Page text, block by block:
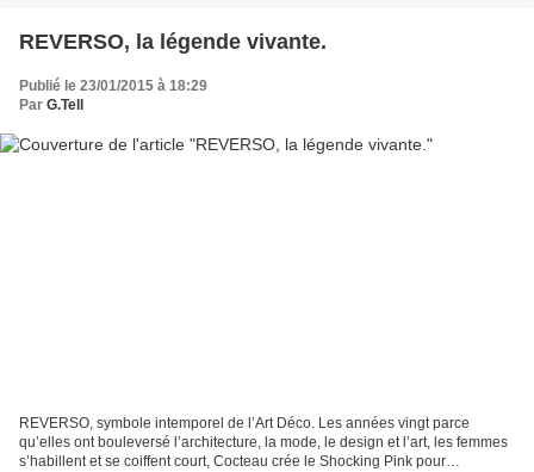
REVERSO, la légende vivante.
Publié le 23/01/2015 à 18:29
Par G.Tell
REVERSO, symbole intemporel de l’Art Déco. Les années vingt parce
qu’elles ont bouleversé l’architecture, la mode, le design et l’art, les femmes
s’habillent et se coiffent court, Cocteau crée le Shocking Pink pour